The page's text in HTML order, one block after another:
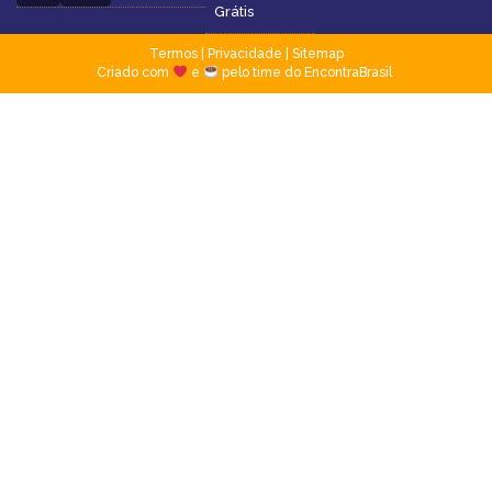
Grátis
Termos| Privacidade
Sitemap
Criado com
e pelo time do EncontraBrasil